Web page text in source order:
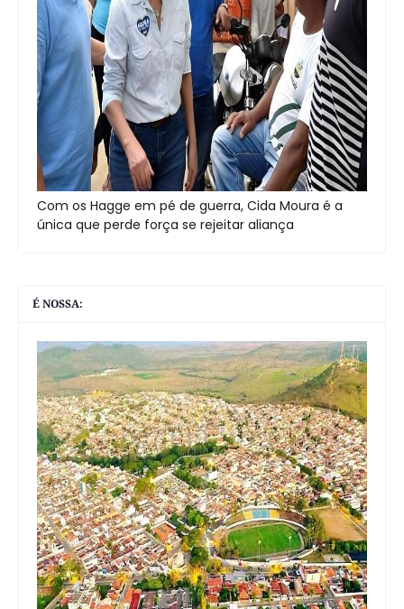
Com os Hagge em pé de guerra, Cida Moura é a
única que perde força se rejeitar aliança
É NOSSA: